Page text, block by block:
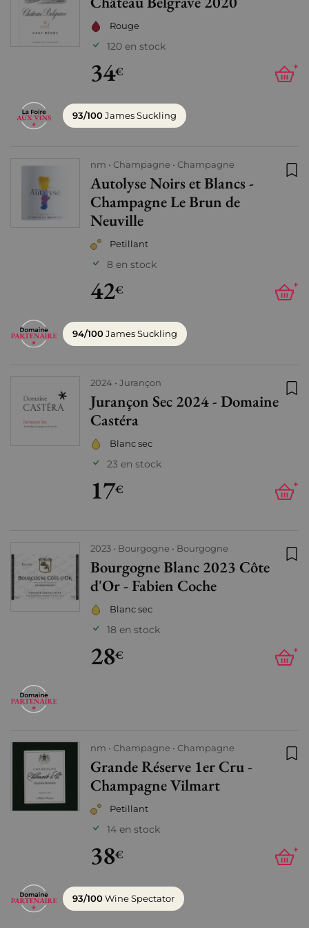
Rouge
120 en stock
34€ +
93/100James Suckling
nm Champagne Champagne
Autolyse Noirs et Blancs -
Champagne Le Brun de
Neuville
Petillant
8 en stock
42€ +
94/100James Suckling
2024 Jurançon
Jurançon Sec 2024 - Domaine
Castéra
Blanc sec
23 en stock
17€ +
2023 Bourgogne Bourgogne
Bourgogne Blanc 2023 Côte
d'Or - Fabien Coche
Blanc sec
18 en stock
28€ +
nm Champagne Champagne
Grande Réserve 1er Cru -
Champagne Vilmart
Petillant
14 en stock
38€ +
93/100Wine Spectator